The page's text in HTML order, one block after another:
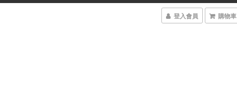
登入會員 購物車